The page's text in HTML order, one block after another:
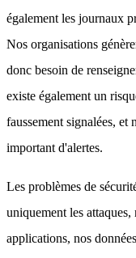
également les journaux
Nos organisations
donc besoin de
existe également un
faussement signalées, et
important d'alertes.
Les problèmes de
uniquement les
applications, nos